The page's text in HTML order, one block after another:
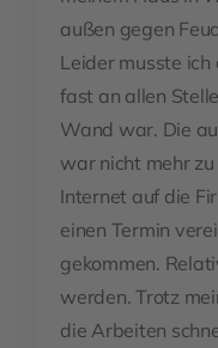
außen gegen
Leider musste ich
fast an allen
Wand war. Die
war nicht mehr
Internet auf die
einen Termin
gekommen.
werden. Trotz
die Arbeiten